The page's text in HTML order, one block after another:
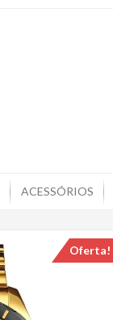
ACESSÓRIOS
Oferta!